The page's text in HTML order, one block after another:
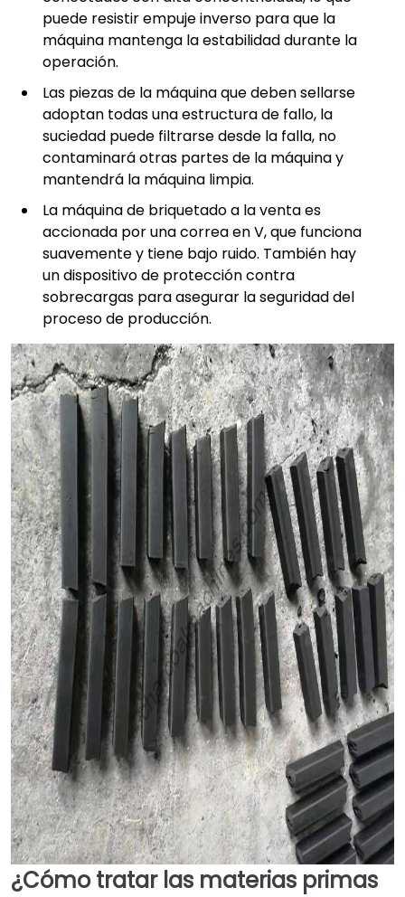
puede resistir empuje inverso para que la
máquina mantenga la estabilidad durante la
operación.
Las piezas de la máquina que deben sellarse
adoptan todas una estructura de fallo, la
suciedad puede filtrarse desde la falla, no
contaminará otras partes de la máquina y
mantendrá la máquina limpia.
La máquina de briquetado a la venta es
accionada por una correa en V, que funciona
suavemente y tiene bajo ruido. También hay
un dispositivo de protección contra
sobrecargas para asegurar la seguridad del
proceso de producción.
¿Cómo tratar las materias primas